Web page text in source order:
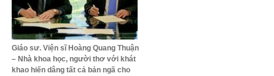
Giáo sư. Viện sĩ Hoàng Quang Thuận
– Nhà khoa học, người thơ với khát
khao hiến dâng tất cả bản ngã cho